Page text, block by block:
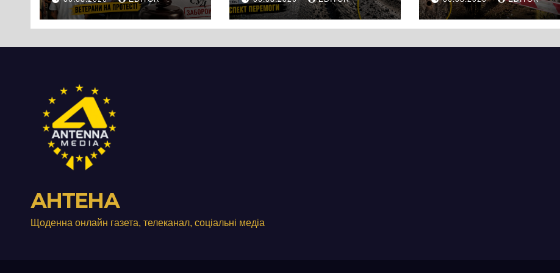
вийшли на
протест до стін
виробництвом
м’яса птиці
людей, а й дороги
Черкас
нового
супермаркету
АНТЕНА
Щоденна онлайн газета, телеканал, соціальні медіа